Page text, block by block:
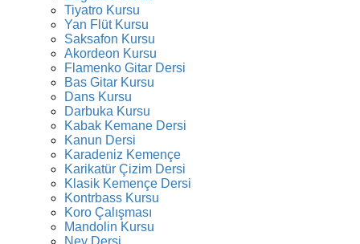
Tiyatro Kursu
Yan Flüt Kursu
Saksafon Kursu
Akordeon Kursu
Flamenko Gitar Dersi
Bas Gitar Kursu
Dans Kursu
Darbuka Kursu
Kabak Kemane Dersi
Kanun Dersi
Karadeniz Kemençe
Karikatür Çizim Dersi
Klasik Kemençe Dersi
Kontrbass Kursu
Koro Çalışması
Mandolin Kursu
Ney Dersi